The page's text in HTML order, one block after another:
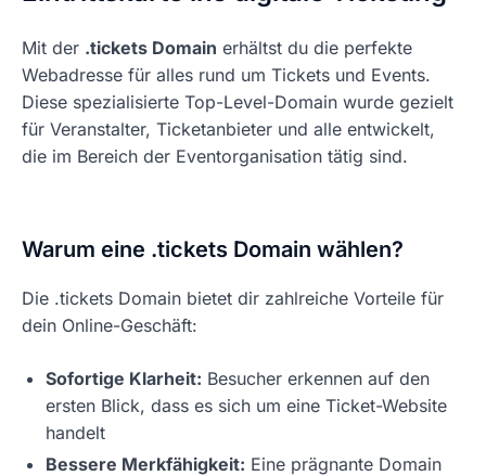
Mit der .tickets Domain erhältst du die perfekte
Webadresse für alles rund um Tickets und Events.
Diese spezialisierte Top-Level-Domain wurde gezielt
für Veranstalter, Ticketanbieter und alle entwickelt,
die im Bereich der Eventorganisation tätig sind.
Warum eine .tickets Domain wählen?
Die .tickets Domain bietet dir zahlreiche Vorteile für
dein Online-Geschäft:
Sofortige Klarheit: Besucher erkennen auf den
ersten Blick, dass es sich um eine Ticket-Website
handelt
Bessere Merkfähigkeit: Eine prägnante Domain